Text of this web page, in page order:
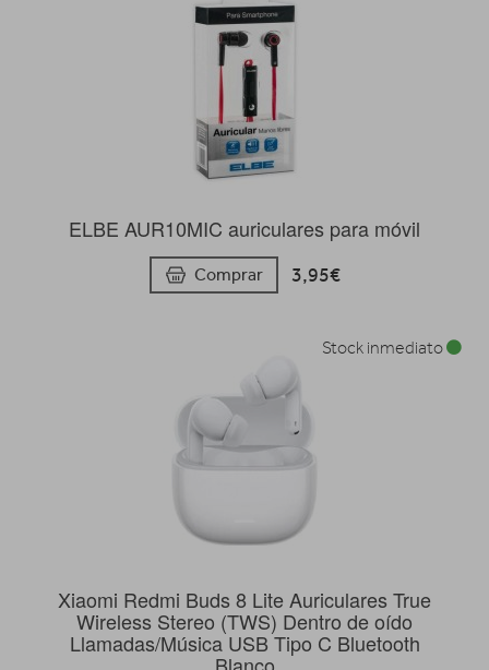
ELBE AUR10MIC auriculares para móvil
Comprar 3,95€
Xiaomi Redmi Buds 8 Lite Auriculares True
Wireless Stereo (TWS) Dentro de oído
Llamadas/Música USB Tipo C Bluetooth
Blanco
Stock inmediato